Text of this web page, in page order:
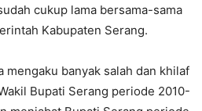
cukup lama bersama-sama
Kabupaten Serang.
mengaku banyak salah dan khilaf
Bupati Serang periode 2010-